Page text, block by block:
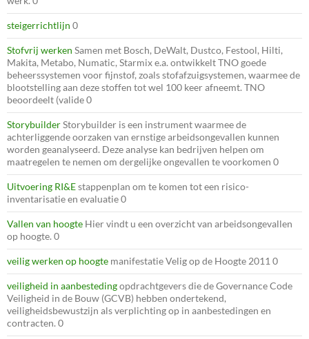
steigerrichtlijn 0
Stofvrij werken Samen met Bosch, DeWalt, Dustco, Festool, Hilti,
Makita, Metabo, Numatic, Starmix e.a. ontwikkelt TNO goede
beheerssystemen voor fijnstof, zoals stofafzuigsystemen, waarmee de
blootstelling aan deze stoffen tot wel 100 keer afneemt. TNO
beoordeelt (valide 0
StorybuilderStorybuilder is een instrument waarmee de
achterliggende oorzaken van ernstige arbeidsongevallen kunnen
worden geanalyseerd. Deze analyse kan bedrijven helpen om
maatregelen te nemen om dergelijke ongevallen te voorkomen 0
Uitvoering RI&Estappenplan om te komen tot een risico-
inventarisatie en evaluatie 0
Vallen van hoogte Hier vindt u een overzicht van arbeidsongevallen
op hoogte. 0
veilig werken op hoogte manifestatie Velig op de Hoogte 2011 0
veiligheid in aanbestedingopdrachtgevers die de Governance Code
Veiligheid in de Bouw (GCVB) hebben ondertekend,
veiligheidsbewustzijn als verplichting op in aanbestedingen en
contracten. 0